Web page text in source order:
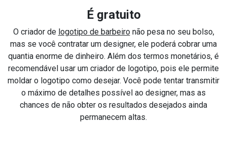
É gratuito
O criador de logotipo de barbeironão pesa no seu bolso,
mas se você contratar um designer, ele poderá cobrar uma
quantia enorme de dinheiro. Além dos termos monetários, é
recomendável usar um criador de logotipo, pois ele permite
moldar o logotipo como desejar. Você pode tentar transmitir
o máximo de detalhes possível ao designer, mas as
chances de não obter os resultados desejados ainda
permanecem altas.